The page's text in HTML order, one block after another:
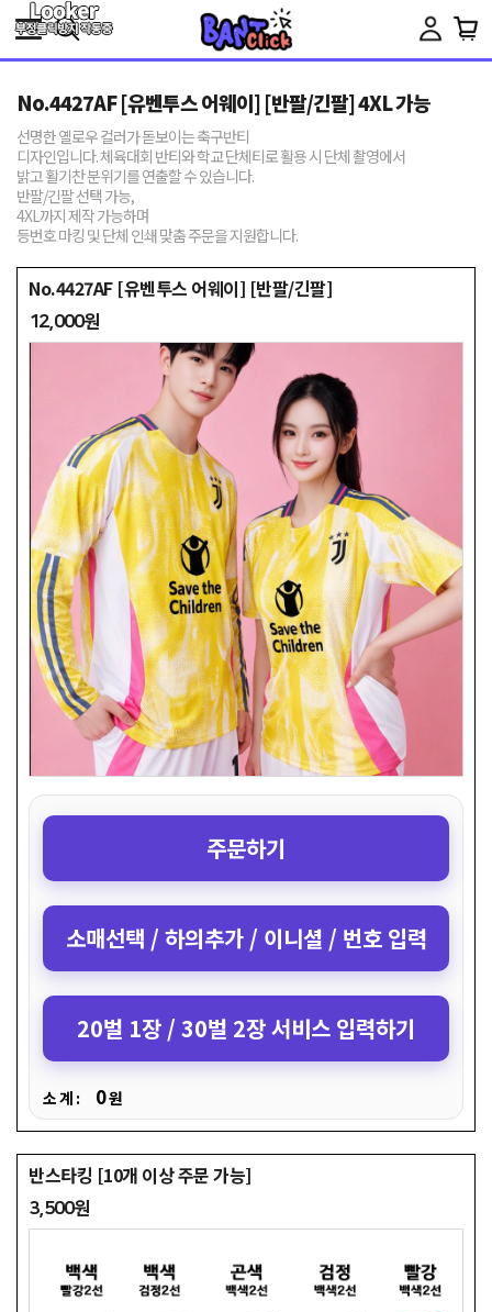
Toggle
No.4427AF [유벤투스 어웨이] [반팔/긴팔] 4XL 가능
선명한 옐로우 컬러가 돋보이는 축구반티
디자인입니다. 체육대회 반티와 학교 단체티로 활용 시 단체 촬영에서
밝고 활기찬 분위기를 연출할 수 있습니다.
반팔/긴팔 선택 가능,
4XL까지 제작 가능하며
등번호 마킹 및 단체 인쇄 맞춤 주문을 지원합니다.
No.4427AF [유벤투스 어웨이] [반팔/긴팔]
12,000원
주문하기
소매선택 / 하의추가 / 이니셜 / 번호 입력
20벌 1장 / 30벌 2장 서비스 입력하기
소 계 : 0원
반스타킹 [10개 이상 주문 가능]
3,500원